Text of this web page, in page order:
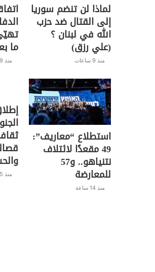
لماذا لن تنضم سوريا
إلى القتال ضد حزب
الله في لبنان ؟
(علي رزق)
منذ 9 ساعات
ما
منذ 9 ساعات
استطلاع “معاريف”:
49 مقعدًا لائتلاف
نتنياهو.. و57
للمعارضة
منذ 14 ساعة
منذ 15 ساعة